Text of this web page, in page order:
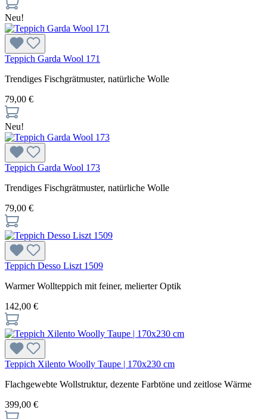
Neu!
Teppich Garda Wool 171
Trendiges Fischgrätmuster, natürliche Wolle
79,00 €
Neu!
Teppich Garda Wool 173
Trendiges Fischgrätmuster, natürliche Wolle
79,00 €
Teppich Desso Liszt 1509
Warmer Wollteppich mit feiner, melierter Optik
142,00 €
Teppich Xilento Woolly Taupe | 170x230 cm
Flachgewebte Wollstruktur, dezente Farbtöne und zeitlose Wärme
399,00 €